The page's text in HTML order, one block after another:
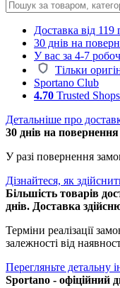
Доставка від 119
30 днів на
У вас за 4-7
Тільки
Sportano Club
4.70 Trusted Shops
Детальніше про
30 днів на
У разі повернення
Дізнайтеся, як
Більшість товарів
днів. Доставка
Терміни реалізації
залежності від
Перегляньте детальну
Sportano - офіційний